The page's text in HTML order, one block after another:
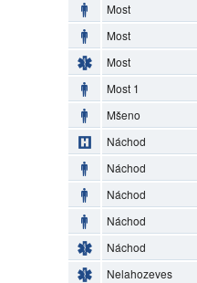
Most
Most
Most
Most 1
Mšeno
Náchod
Náchod
Náchod
Náchod
Náchod
Nelahozeves